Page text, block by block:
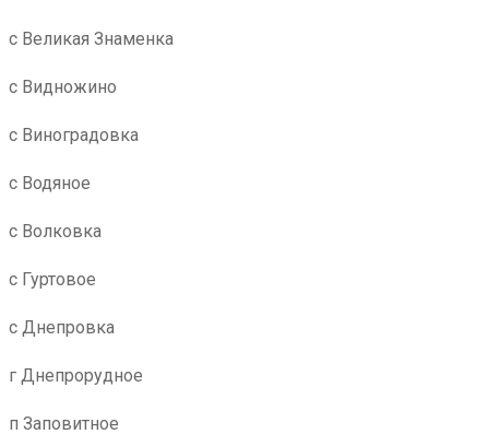
с Великая Знаменка
с Видножино
с Виноградовка
с Водяное
с Волковка
с Гуртовое
с Днепровка
г Днепрорудное
п Заповитное